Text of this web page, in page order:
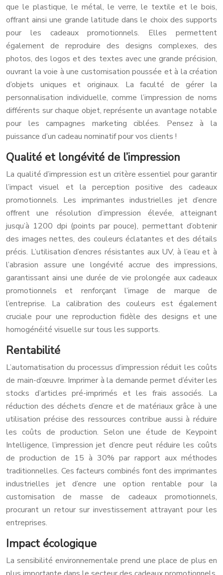
que le plastique, le métal, le verre, le textile et le bois,
offrant ainsi une grande latitude dans le choix des supports
pour les cadeaux promotionnels. Elles permettent
également de reproduire des designs complexes, des
photos, des logos et des textes avec une grande précision,
ouvrant la voie à une customisation poussée et à la création
d’objets uniques et originaux. La faculté de gérer la
personnalisation individuelle, comme l’impression de noms
différents sur chaque objet, représente un avantage notable
pour les campagnes marketing ciblées. Pensez à la
puissance d’un cadeau nominatif pour vos clients !
Qualité et longévité de l’impression
La qualité d’impression est un critère essentiel pour garantir
l’impact visuel et la perception positive des cadeaux
promotionnels. Les imprimantes industrielles jet d’encre
offrent une résolution d’impression élevée, atteignant
jusqu’à 1200 dpi (points par pouce), permettant d’obtenir
des images nettes, des couleurs éclatantes et des détails
précis. L’utilisation d’encres résistantes aux UV, à l’eau et à
l’abrasion assure une longévité accrue des impressions,
garantissant ainsi une durée de vie prolongée aux cadeaux
promotionnels et renforçant l’image de marque de
l’entreprise. La calibration des couleurs est également
cruciale pour une reproduction fidèle des designs et une
homogénéité visuelle sur tous les supports.
Rentabilité
L’automatisation du processus d’impression réduit les coûts
de main-d’œuvre. Imprimer à la demande permet d’éviter les
stocks d’articles pré-imprimés et les frais associés. La
réduction des déchets d’encre et de matériaux grâce à une
utilisation précise des ressources contribue aussi à réduire
les coûts de production. Selon une étude de Keypoint
Intelligence, l’impression jet d’encre peut réduire les coûts
de production de 15 à 30% par rapport aux méthodes
traditionnelles. Ces facteurs combinés font des imprimantes
industrielles jet d’encre une option rentable pour la
customisation de masse de cadeaux promotionnels,
procurant un retour sur investissement attrayant pour les
entreprises.
Impact écologique
La sensibilité environnementale prend une place de plus en